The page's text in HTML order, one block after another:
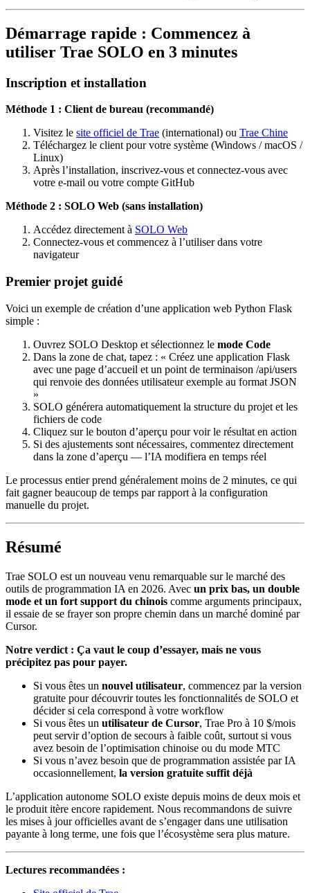
Démarrage rapide : Commencez à
utiliser Trae SOLO en 3 minutes
Inscription et installation
Méthode 1 : Client de bureau (recommandé)
Visitez le site officiel de Trae (international) ou Trae Chine
Téléchargez le client pour votre système (Windows / macOS /
Linux)
Après l’installation, inscrivez-vous et connectez-vous avec
votre e-mail ou votre compte GitHub
Méthode 2 : SOLO Web (sans installation)
Accédez directement à SOLO Web
Connectez-vous et commencez à l’utiliser dans votre
navigateur
Premier projet guidé
Voici un exemple de création d’une application web Python Flask
simple :
Ouvrez SOLO Desktop et sélectionnez le mode Code
Dans la zone de chat, tapez : « Créez une application Flask
avec une page d’accueil et un point de terminaison /api/users
qui renvoie des données utilisateur exemple au format JSON
»
SOLO générera automatiquement la structure du projet et les
fichiers de code
Cliquez sur le bouton d’aperçu pour voir le résultat en action
Si des ajustements sont nécessaires, commentez directement
dans la zone d’aperçu — l’IA modifiera en temps réel
Le processus entier prend généralement moins de 2 minutes, ce qui
fait gagner beaucoup de temps par rapport à la configuration
manuelle du projet.
Résumé
Trae SOLO est un nouveau venu remarquable sur le marché des
outils de programmation IA en 2026. Avec un prix bas, un double
mode et un fort support du chinois comme arguments principaux,
il essaie de se frayer son propre chemin dans un marché dominé par
Cursor.
Notre verdict : Ça vaut le coup d’essayer, mais ne vous
précipitez pas pour payer.
Si vous êtes un nouvel utilisateur, commencez par la version
gratuite pour découvrir toutes les fonctionnalités de SOLO et
décider si cela correspond à votre workflow
Si vous êtes un utilisateur de Cursor, Trae Pro à 10 $/mois
peut servir d’option de secours à faible coût, surtout si vous
avez besoin de l’optimisation chinoise ou du mode MTC
Si vous n’avez besoin que de programmation assistée par IA
occasionnellement, la version gratuite suffit déjà
L’application autonome SOLO existe depuis moins de deux mois et
le produit itère encore rapidement. Nous recommandons de suivre
les mises à jour officielles avant de s’engager dans une utilisation
payante à long terme, une fois que l’écosystème sera plus mature.
Lectures recommandées :